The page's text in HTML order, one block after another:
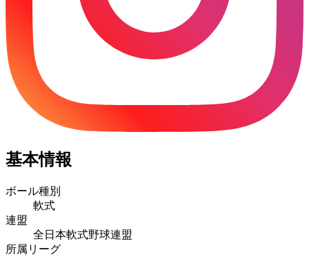
基本情報
ボール種別
軟式
連盟
全日本軟式野球連盟
所属リーグ